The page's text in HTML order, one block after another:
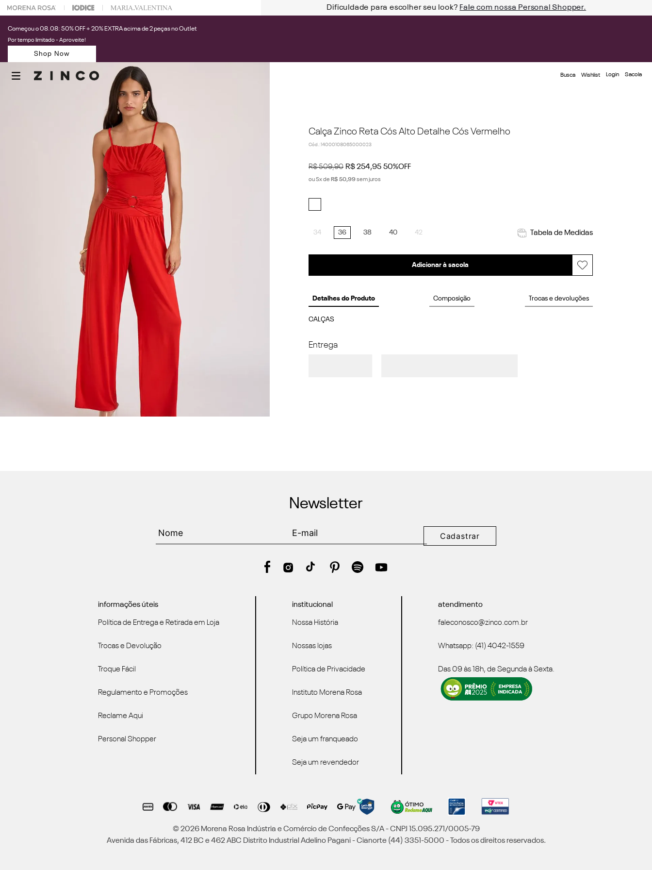
na sua 1° compra usando o cupom: PRIMEIRAZIN Dificuldade para escolher seu look? Fale com nossa Personal Shopper.
Começou o 08.08: 50% OFF + 20% EXTRA acima de 2 peças no Outlet
Por tempo limitado - Aproveite!
Shop Now
Busca Wishlist Login
Calça Zinco Reta Cós Alto Detalhe Cós Vermelho
Cód. :14000108065000023
R$ 509,90 R$254,95 50%OFF
ou5x de R$ 50,99sem juros
34 36 38 40 42 Tabela de Medidas
Adicionar à sacola
Detalhes do Produto Composição Trocas e devoluções
CALÇAS
Entrega
Newsletter
Cadastrar
informações úteis
Política de Entrega e Retirada em Loja
Trocas e Devolução
Troque Fácil
Regulamento e Promoções
Reclame Aqui
Personal Shopper
institucional
Nossa História
Nossas lojas
Política de Privacidade
Instituto Morena Rosa
Grupo Morena Rosa
Seja um franqueado
Seja um revendedor
atendimento
faleconosco@zinco.com.br
Whatsapp: (41) 4042-1559
Das 09 às 18h, de Segunda à Sexta.
© 2026 Morena Rosa Indústria e Comércio de Confecções S/A - CNPJ 15.095.271/0005-79
Avenida das Fábricas, 412 BC e 462 ABC Distrito Industrial Adelino Pagani - Cianorte (44) 3351-5000 - Todos os direitos reservados.